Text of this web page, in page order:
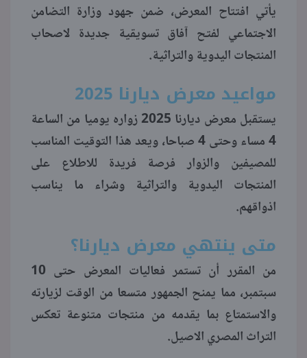
ملفات
منوعات
يأتي افتتاح المعرض، ضمن جهود وزارة التضامن
الاجتماعي لفتح آفاق تسويقية جديدة لاصحاب
المنتجات اليدوية والتراثية.
مواعيد معرض ديارنا 2025
يستقبل معرض ديارنا 2025 زواره يوميا من الساعة
4 مساء وحتى 4 صباحا، ويعد هذا التوقيت المناسب
للمصيفين والزوار فرصة فريدة للاطلاع على
المنتجات اليدوية والتراثية وشراء ما يناسب
اذواقهم.
متى ينتهي معرض ديارنا؟
من المقرر أن تستمر فعاليات المعرض حتى 10
سبتمبر، مما يمنح الجمهور متسعا من الوقت لزيارته
والاستمتاع بما يقدمه من منتجات متنوعة تعكس
التراث المصري الاصيل.